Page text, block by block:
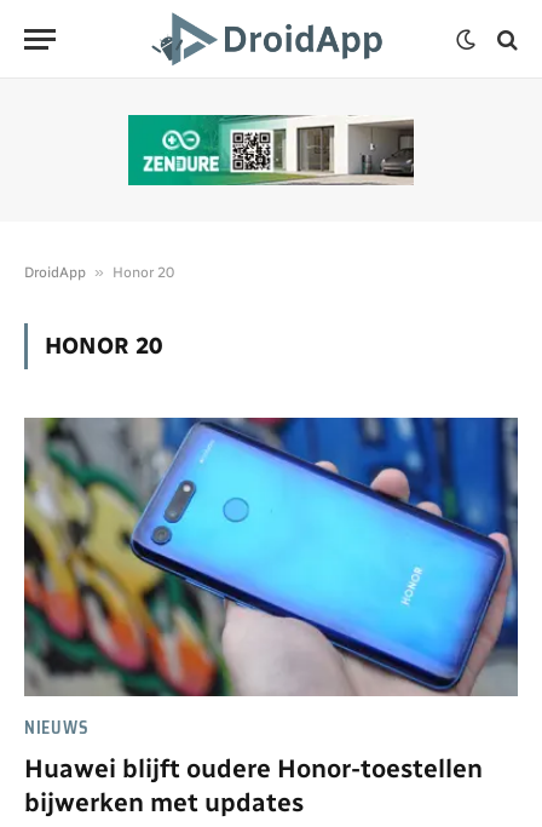
DroidApp » Honor 20
HONOR 20
NIEUWS
Huawei blijft oudere Honor-toestellen
bijwerken met updates